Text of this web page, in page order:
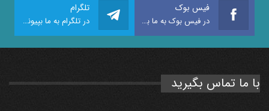
فیس بوک
در فیس بوک به ما بپیوندید
تلگرام
در تلگرام به ما بپیوندید
با ما تماس بگیرید